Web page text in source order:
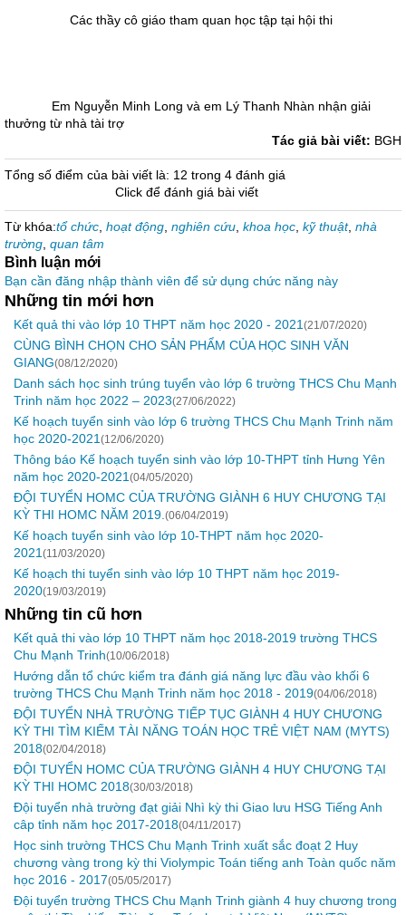
Các thầy cô giáo tham quan học tập tại hội thi
Em Nguyễn Minh Long và em Lý Thanh Nhàn nhận giải
thưởng từ nhà tài trợ
Tác giả bài viết: BGH
Tổng số điểm của bài viết là: 12 trong 4 đánh giá
Click để đánh giá bài viết
Từ khóa:tổ chức hoạt động nghiên cứu khoa học kỹ thuật, nhà
trường quan tâm
Bình luận mới
Bạn cần đăng nhập thành viên để sử dụng chức năng này
Những tin mới hơn
Kết quả thi vào lớp 10 THPT năm học 2020 - 2021 (21/07/2020)
CÙNG BÌNH CHỌN CHO SẢN PHẨM CỦA HỌC SINH VĂN
GIANG(08/12/2020)
Danh sách học sinh trúng tuyển vào lớp 6 trường THCS Chu Mạnh
Trinh năm học 2022 – 2023(27/06/2022)
Kế hoạch tuyển sinh vào lớp 6 trường THCS Chu Mạnh Trinh năm
học 2020-2021 (12/06/2020)
Thông báo Kế hoạch tuyển sinh vào lớp 10-THPT tỉnh Hưng Yên
năm học 2020-2021 (04/05/2020)
ĐỘI TUYỂN HOMC CỦA TRƯỜNG GIÀNH 6 HUY CHƯƠNG TẠI
KỲ THI HOMC NĂM 2019. (06/04/2019)
Kế hoạch tuyển sinh vào lớp 10-THPT năm học 2020-
2021 (11/03/2020)
Kế hoạch thi tuyển sinh vào lớp 10 THPT năm học 2019-
2020(19/03/2019)
Những tin cũ hơn
Kết quả thi vào lớp 10 THPT năm học 2018-2019 trường THCS
Chu Mạnh Trinh(10/06/2018)
Hướng dẫn tổ chức kiểm tra đánh giá năng lực đầu vào khối 6
trường THCS Chu Mạnh Trinh năm học 2018 - 2019(04/06/2018)
ĐỘI TUYỂN NHÀ TRƯỜNG TIẾP TỤC GIÀNH 4 HUY CHƯƠNG
KỲ THI TÌM KIẾM TÀI NĂNG TOÁN HỌC TRẺ VIỆT NAM (MYTS)
2018(02/04/2018)
ĐỘI TUYỂN HOMC CỦA TRƯỜNG GIÀNH 4 HUY CHƯƠNG TẠI
KỲ THI HOMC 2018(30/03/2018)
Đội tuyển nhà trường đạt giải Nhì kỳ thi Giao lưu HSG Tiếng Anh
câp tỉnh năm học 2017-2018(04/11/2017)
Học sinh trường THCS Chu Mạnh Trinh xuất sắc đoạt 2 Huy
chương vàng trong kỳ thi Violympic Toán tiếng anh Toàn quốc năm
học 2016 - 2017(05/05/2017)
Đội tuyển trường THCS Chu Mạnh Trinh giành 4 huy chương trong